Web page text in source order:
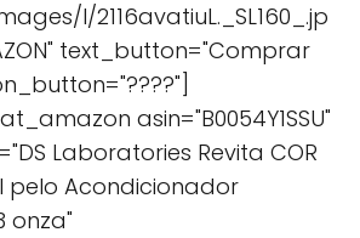
I/2116avatiuL._SL160_.jp
text_button="Comprar
asin="B0054Y1SSU"
Laboratories Revita COR
pelo Acondicionador
onza"